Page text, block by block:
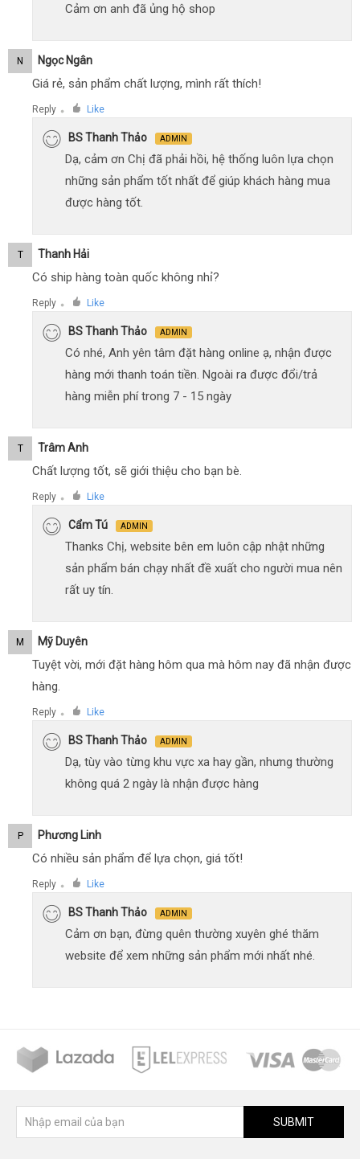
Cảm ơn anh đã ủng hộ shop
N Ngọc Ngân
Giá rẻ, sản phẩm chất lượng, mình rất thích!
Reply ● Like
BS Thanh Thảo ADMIN
Dạ, cảm ơn Chị đã phải hồi, hệ thống luôn lựa chọn
những sản phẩm tốt nhất để giúp khách hàng mua
được hàng tốt.
T Thanh Hải
Có ship hàng toàn quốc không nhỉ?
Reply ● Like
BS Thanh Thảo ADMIN
Có nhé, Anh yên tâm đặt hàng online ạ, nhận được
hàng mới thanh toán tiền. Ngoài ra được đổi/trả
hàng miễn phí trong 7 - 15 ngày
T Trâm Anh
Chất lượng tốt, sẽ giới thiệu cho bạn bè.
Reply ● Like
Cẩm Tú ADMIN
Thanks Chị, website bên em luôn cập nhật những
sản phẩm bán chạy nhất đề xuất cho người mua nên
rất uy tín.
M Mỹ Duyên
Tuyệt vời, mới đặt hàng hôm qua mà hôm nay đã nhận được
hàng.
Reply ● Like
BS Thanh Thảo ADMIN
Dạ, tùy vào từng khu vực xa hay gần, nhưng thường
không quá 2 ngày là nhận được hàng
P Phương Linh
Có nhiều sản phẩm để lựa chọn, giá tốt!
Reply ● Like
BS Thanh Thảo ADMIN
Cảm ơn bạn, đừng quên thường xuyên ghé thăm
website để xem những sản phẩm mới nhất nhé.
SUBMIT